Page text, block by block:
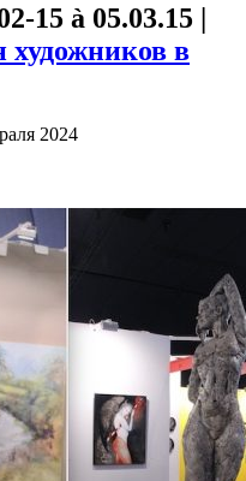
15 à 05.03.15 |
в
2024